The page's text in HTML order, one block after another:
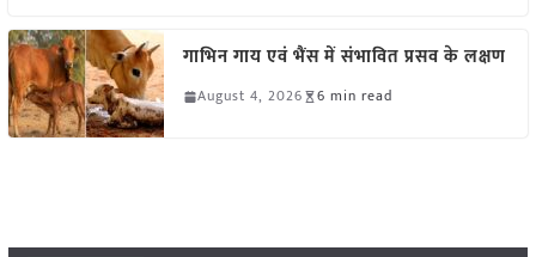
गाभिन गाय एवं भैंस में संभावित प्रसव के लक्षण
August 4, 2026 6 min read